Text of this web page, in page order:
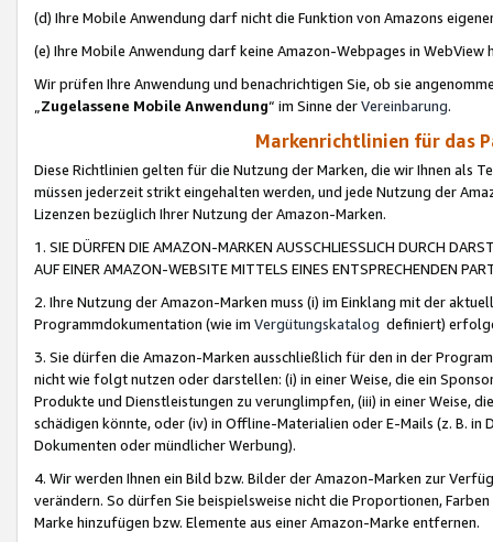
(d) Ihre Mobile Anwendung darf nicht die Funktion von Amazons
(e) Ihre Mobile Anwendung darf keine Amazon-Webpages in WebView
Wir prüfen Ihre Anwendung und benachrichtigen Sie, ob sie
„Zugelassene Mobile Anwendung“ im Sinne derVereinbarung.
Markenrichtlinien für das
Diese Richtlinien gelten für die Nutzung der Marken, die wir Ihnen als
müssen jederzeit strikt eingehalten werden, und jede Nutzung der
Lizenzen bezüglich Ihrer Nutzung der Amazon-Marken.
1. SIE DÜRFEN DIE AMAZON-MARKEN AUSSCHLIESSLICH DURCH
AUF EINER AMAZON-WEBSITE MITTELS EINES ENTSPRECHENDEN
2. Ihre Nutzung der Amazon-Marken muss (i) im Einklang mit der
Programmdokumentation (wie im Vergütungskatalog definiert)
3. Sie dürfen die Amazon-Marken ausschließlich für den in der
nicht wie folgt nutzen oder darstellen: (i) in einer Weise, die ein
Produkte und Dienstleistungen zu verunglimpfen, (iii) in einer Weise,
schädigen könnte, oder (iv) in Offline-Materialien oder E-Mails (z. B. in
Dokumenten oder mündlicher Werbung).
4. Wir werden Ihnen ein Bild bzw. Bilder der Amazon-Marken zur
verändern. So dürfen Sie beispielsweise nicht die Proportionen,
Marke hinzufügen bzw. Elemente aus einer Amazon-Marke entfernen.